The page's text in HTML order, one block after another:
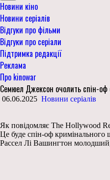
Новини кіно
Новини серіалів
Відгуки про фільми
Відгуки про серіали
Підтримка редакції
Реклама
Про kinowar
Семюел Джексон очолить спін-оф
06.06.2025 Новини серіалів
Як повідомляє The Hollywood
Це буде спін-оф кримінального
Рассел Лі Вашингтон молодший,